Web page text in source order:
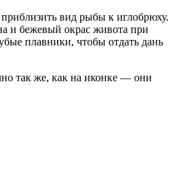
вид рыбы к иглобрюху.
и бежевый окрас живота при
плавники, чтобы отдать дань
так же, как на иконке — они